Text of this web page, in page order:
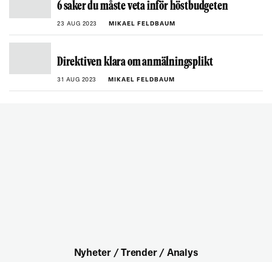
6 saker du måste veta inför höstbudgeten
23 AUG 2023 MIKAEL FELDBAUM
Direktiven klara om anmälningsplikt
31 AUG 2023 MIKAEL FELDBAUM
Nyheter / Trender / Analys